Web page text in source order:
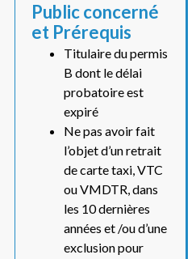
Public concerné
et Prérequis
Titulaire du permis
B dont le délai
probatoire est
expiré
Ne pas avoir fait
l’objet d’un retrait
de carte taxi, VTC
ou VMDTR, dans
les 10 dernières
années et /ou d’une
exclusion pour